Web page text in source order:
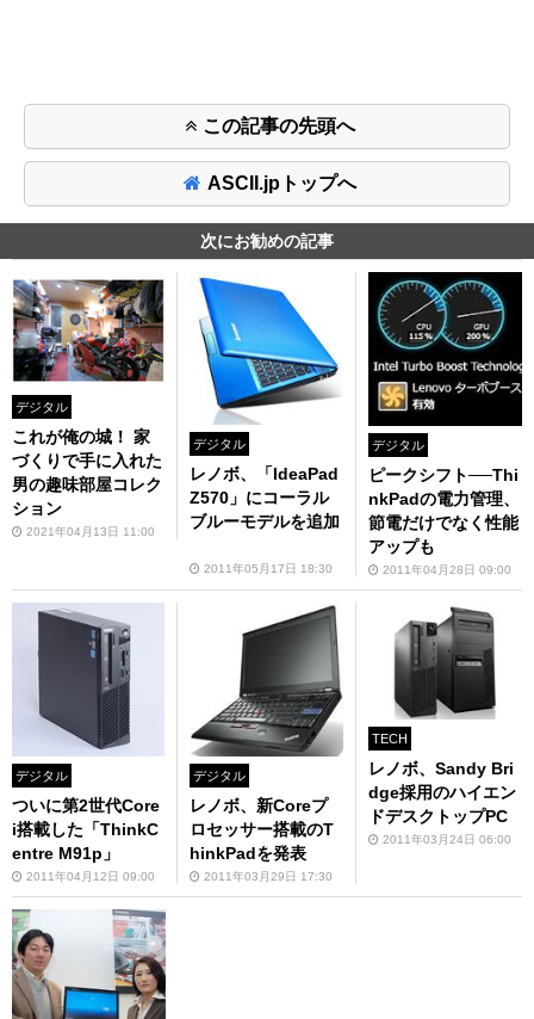
この記事の先頭へ
ASCII.jpトップへ
次にお勧めの記事
デジタル
これが俺の城！ 家
づくりで手に入れた
男の趣味部屋コレク
ション
2021年04月13日 11:00
デジタル
レノボ、「IdeaPad
Z570」にコーラル
ブルーモデルを追加
2011年05月17日 18:30
デジタル
ピークシフト──Thi
nkPadの電力管理、
節電だけでなく性能
アップも
2011年04月28日 09:00
デジタル
ついに第2世代Core
i搭載した「ThinkC
entre M91p」
2011年04月12日 09:00
デジタル
レノボ、新Coreプ
ロセッサー搭載のT
hinkPadを発表
2011年03月29日 17:30
TECH
レノボ、Sandy Bri
dge採用のハイエン
ドデスクトップPC
2011年03月24日 06:00